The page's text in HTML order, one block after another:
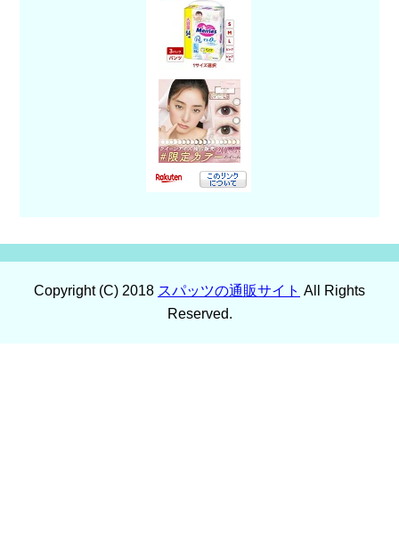
Copyright (C) 2018 スパッツの通販サイト All Rights
Reserved.